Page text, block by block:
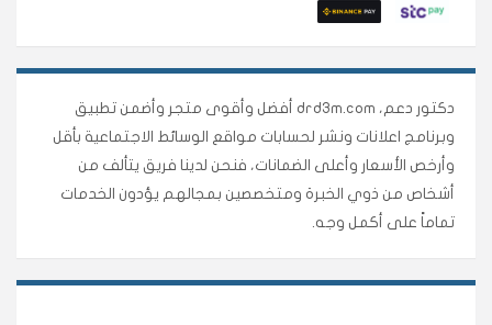
دكتور دعم، drd3m.com أفضل وأقوى متجر وأضمن تطبيق
وبرنامج اعلانات ونشر لحسابات مواقع الوسائط الاجتماعية بأقل
وأرخص الأسعار وأعلى الضمانات، فنحن لدينا فريق يتألف من
أشخاص من ذوي الخبرة ومتخصصين بمجالهم يؤدون الخدمات
تماماً على أكمل وجه.